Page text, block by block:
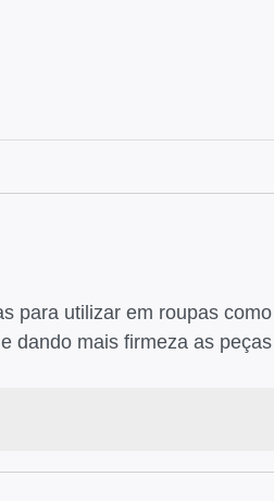
para utilizar em roupas como
dando mais firmeza as